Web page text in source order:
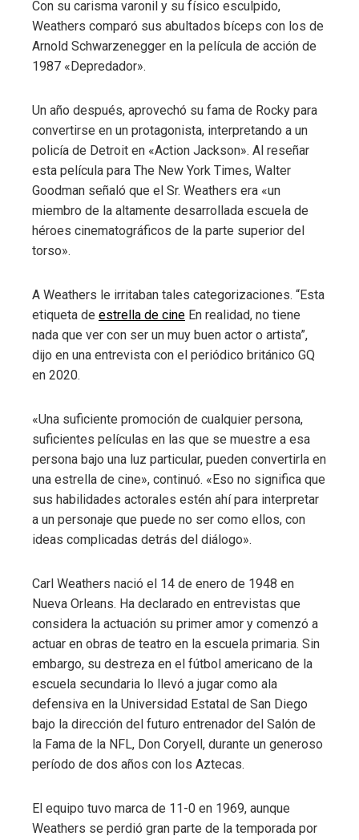
Con su carisma varonil y su físico esculpido,
Weathers comparó sus abultados bíceps con los de
Arnold Schwarzenegger en la película de acción de
1987 «Depredador».
Un año después, aprovechó su fama de Rocky para
convertirse en un protagonista, interpretando a un
policía de Detroit en «Action Jackson». Al reseñar
esta película para The New York Times, Walter
Goodman señaló que el Sr. Weathers era «un
miembro de la altamente desarrollada escuela de
héroes cinematográficos de la parte superior del
torso».
A Weathers le irritaban tales categorizaciones. “Esta
etiqueta de estrella de cine En realidad, no tiene
nada que ver con ser un muy buen actor o artista”,
dijo en una entrevista con el periódico británico GQ
en 2020.
«Una suficiente promoción de cualquier persona,
suficientes películas en las que se muestre a esa
persona bajo una luz particular, pueden convertirla en
una estrella de cine», continuó. «Eso no significa que
sus habilidades actorales estén ahí para interpretar
a un personaje que puede no ser como ellos, con
ideas complicadas detrás del diálogo».
Carl Weathers nació el 14 de enero de 1948 en
Nueva Orleans. Ha declarado en entrevistas que
considera la actuación su primer amor y comenzó a
actuar en obras de teatro en la escuela primaria. Sin
embargo, su destreza en el fútbol americano de la
escuela secundaria lo llevó a jugar como ala
defensiva en la Universidad Estatal de San Diego
bajo la dirección del futuro entrenador del Salón de
la Fama de la NFL, Don Coryell, durante un generoso
período de dos años con los Aztecas.
El equipo tuvo marca de 11-0 en 1969, aunque
Weathers se perdió gran parte de la temporada por